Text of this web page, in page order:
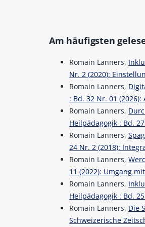
Am häufigsten
Romain Lanners,
Nr. 2 (2020):
Romain Lanners,
: Bd. 32 Nr. 01
Romain Lanners,
Heilpädagogik : Bd.
Romain Lanners,
24 Nr. 2 (2018):
Romain Lanners,
11 (2022): Umgang
Romain Lanners,
Heilpädagogik : Bd.
Romain Lanners, Die
Schweizerische